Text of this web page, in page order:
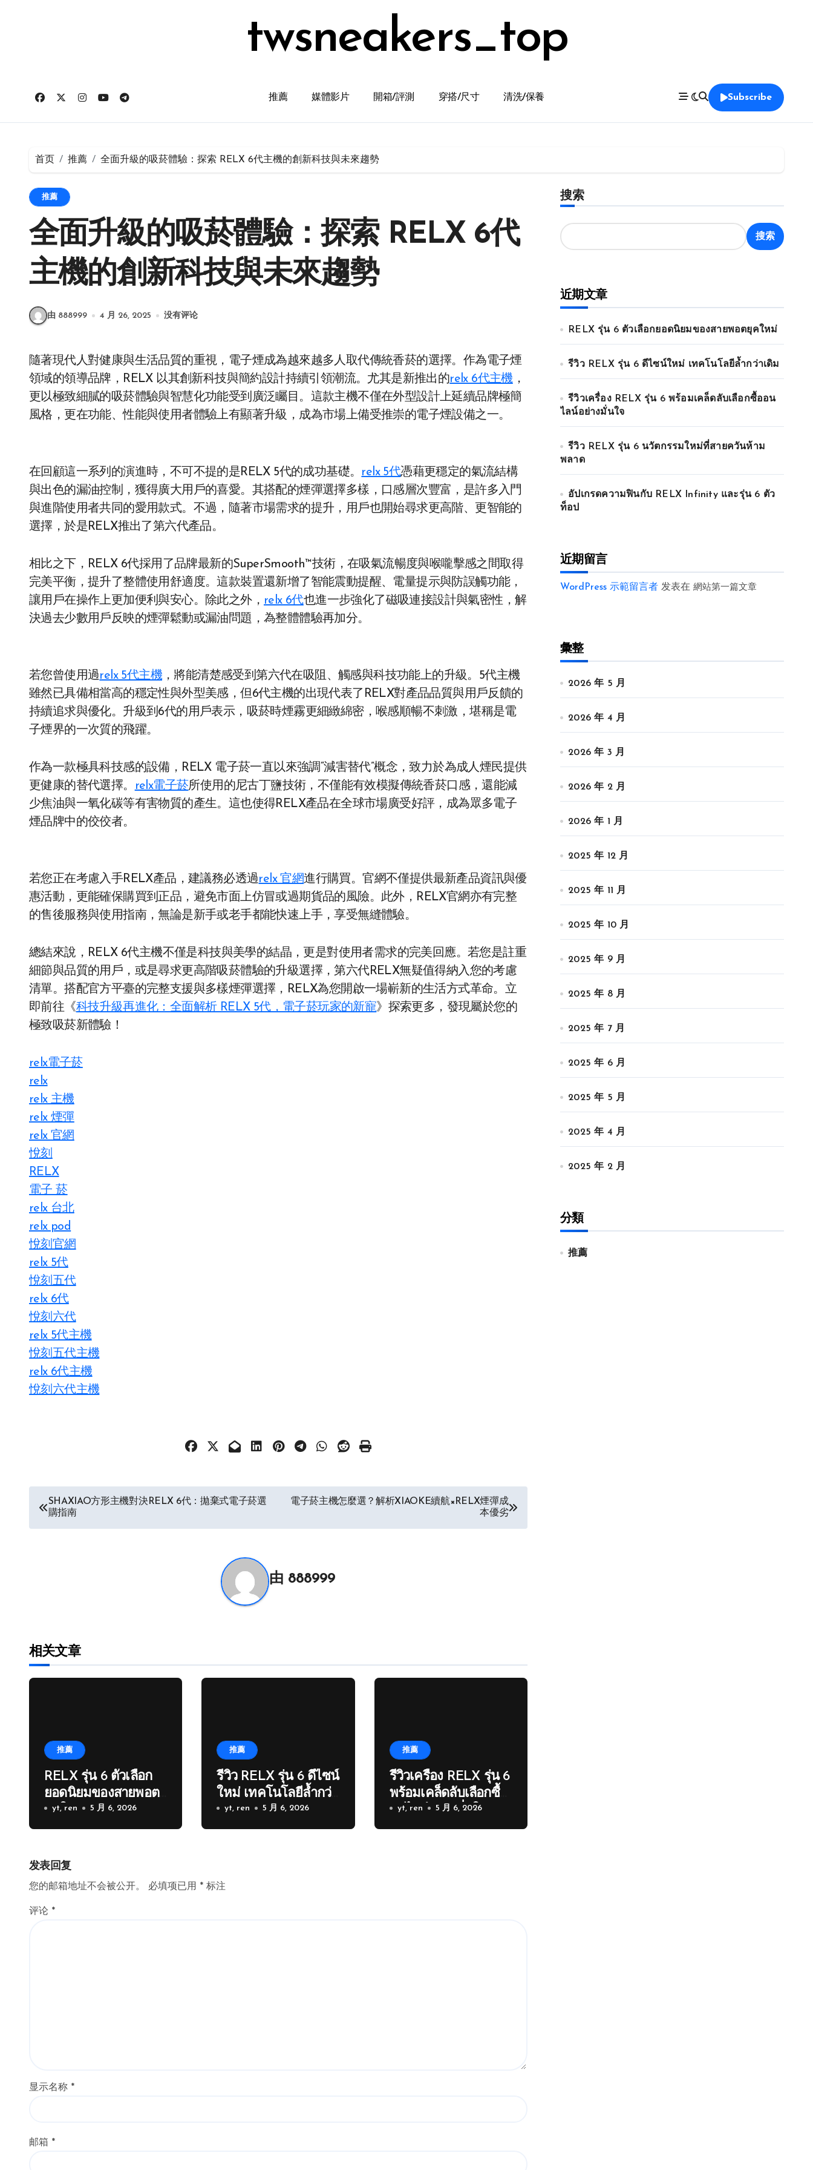
twsneakers_top
推薦 媒體影片 開箱/評測 穿搭/尺寸 清洗/保養 Subscribe
首页 推薦 全面升級的吸菸體驗：探索 RELX 6代主機的創新科技與未來趨勢
推薦
全面升級的吸菸體驗：探索 RELX 6代
主機的創新科技與未來趨勢
由 888999 4 月 26, 2025 没有评论
隨著現代人對健康與生活品質的重視，電子煙成為越來越多人取代傳統香菸的選擇。作為電子煙
領域的領導品牌，RELX 以其創新科技與簡約設計持續引領潮流。尤其是新推出的 relx 6代主機 ，
更以極致細膩的吸菸體驗與智慧化功能受到廣泛矚目。這款主機不僅在外型設計上延續品牌極簡
風格，更在功能、性能與使用者體驗上有顯著升級，成為市場上備受推崇的電子煙設備之一。
在回顧這一系列的演進時，不可不提的是RELX 5代的成功基礎。 relx 5代憑藉更穩定的氣流結構
與出色的漏油控制，獲得廣大用戶的喜愛。其搭配的煙彈選擇多樣，口感層次豐富，是許多入門
與進階使用者共同的愛用款式。不過，隨著市場需求的提升，用戶也開始尋求更高階、更智能的
選擇，於是RELX推出了第六代產品。
相比之下，RELX 6代採用了品牌最新的SuperSmooth™技術，在吸氣流暢度與喉嚨擊感之間取得
完美平衡，提升了整體使用舒適度。這款裝置還新增了智能震動提醒、電量提示與防誤觸功能，
讓用戶在操作上更加便利與安心。除此之外， relx 6代也進一步強化了磁吸連接設計與氣密性，解
決過去少數用戶反映的煙彈鬆動或漏油問題，為整體體驗再加分。
若您曾使用過relx 5代主機 ，將能清楚感受到第六代在吸阻、觸感與科技功能上的升級。5代主機
雖然已具備相當高的穩定性與外型美感，但6代主機的出現代表了RELX對產品品質與用戶反饋的
持續追求與優化。升級到6代的用戶表示，吸菸時煙霧更細緻綿密，喉感順暢不刺激，堪稱是電
子煙界的一次質的飛躍。
作為一款極具科技感的設備，RELX 電子菸一直以來強調“減害替代”概念，致力於為成人煙民提供
更健康的替代選擇。
relx電子菸所使用的尼古丁鹽技術，不僅能有效模擬傳統香菸口感，還能減
少焦油與一氧化碳等有害物質的產生。這也使得RELX產品在全球市場廣受好評，成為眾多電子
煙品牌中的佼佼者。
若您正在考慮入手RELX產品，建議務必透過relx 官網進行購買。官網不僅提供最新產品資訊與優
惠活動，更能確保購買到正品，避免市面上仿冒或過期貨品的風險。此外，RELX官網亦有完整
的售後服務與使用指南，無論是新手或老手都能快速上手，享受無縫體驗。
總結來說，RELX 6代主機不僅是科技與美學的結晶，更是對使用者需求的完美回應。若您是註重
細節與品質的用戶，或是尋求更高階吸菸體驗的升級選擇，第六代RELX無疑值得納入您的考慮
清單。搭配官方平臺的完整支援與多樣煙彈選擇，RELX為您開啟一場嶄新的生活方式革命。立
即前往《科技升級再進化：全面解析 RELX 5代，電子菸玩家的新寵》探索更多，發現屬於您的
極致吸菸新體驗！
relx電子菸
relx
relx 主機
relx 煙彈
relx 官網
悅刻
RELX
電子 菸
relx 台北
relx pod
悅刻官網
relx 5代
悅刻五代
relx 6代
悅刻六代
relx 5代主機
悅刻五代主機
relx 6代主機
悅刻六代主機
文
章
SHAXIAO方形主機對決RELX 6代：拋棄式電子菸選
購指南
電子菸主機怎麼選？解析XIAOKE續航×RELX煙彈成
本優劣
由 888999
相关文章
推薦
RELX รุ่น 6 ตัวเลือก
ยอดนิยมของสายพอต
ยุคใหม่
yt, ren 5 月 6, 2026
推薦
รีวิว RELX รุ่น 6 ดีไซน์
ใหม่ เทคโนโลยีล้ำกว่า
เดิม
yt, ren 5 月 6, 2026
推薦
รีวิวเครื่อง RELX รุ่น 6
พร้อมเคล็ดลับเลือกซื้อ
อนไลน์อย่างมั่นใจ
yt, ren 5 月 6, 2026
发表回复
您的邮箱地址不会被公开。 必填项已用 * 标注
评论 *
显示名称 *
邮箱 *
搜索
搜索
近期文章
RELX รุ่น 6 ตัวเลือกยอดนิยมของสายพอตยุคใหม่
รีวิว RELX รุ่น 6 ดีไซน์ใหม่ เทคโนโลยีล้ำกว่าเดิม
รีวิวเครื่อง RELX รุ่น 6 พร้อมเคล็ดลับเลือกซื้ออน
ไลน์อย่างมั่นใจ
รีวิว RELX รุ่น 6 นวัตกรรมใหม่ที่สายควันห้าม
พลาด
อัปเกรดความฟินกับ RELX Infinity และรุ่น 6 ตัว
ท็อป
近期留言
WordPress 示範留言者 发表在 網站第一篇文章
彙整
2026 年 5 月
2026 年 4 月
2026 年 3 月
2026 年 2 月
2026 年 1 月
2025 年 12 月
2025 年 11 月
2025 年 10 月
2025 年 9 月
2025 年 8 月
2025 年 7 月
2025 年 6 月
2025 年 5 月
2025 年 4 月
2025 年 2 月
分類
推薦